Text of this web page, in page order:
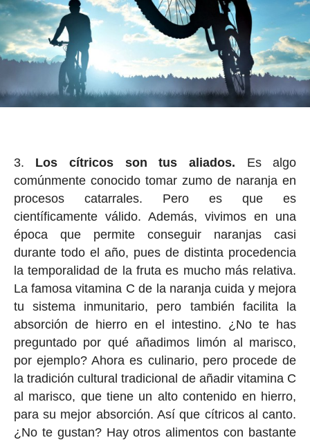
Los cítricos son tus aliados. Es algo
comúnmente conocido tomar zumo de naranja en
procesos catarrales. Pero es que es
científicamente válido. Además, vivimos en una
época que permite conseguir naranjas casi
durante todo el año, pues de distinta procedencia
la temporalidad de la fruta es mucho más relativa.
La famosa vitamina C de la naranja cuida y mejora
tu sistema inmunitario, pero también facilita la
absorción de hierro en el intestino. ¿No te has
preguntado por qué añadimos limón al marisco,
por ejemplo? Ahora es culinario, pero procede de
la tradición cultural tradicional de añadir vitamina C
al marisco, que tiene un alto contenido en hierro,
para su mejor absorción. Así que cítricos al canto.
¿No te gustan? Hay otros alimentos con bastante